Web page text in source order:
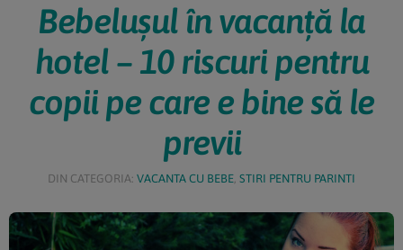
Bebelușul în vacanță la
hotel – 10 riscuri pentru
copii pe care e bine să le
previi
DIN CATEGORIA: VACANTA CU BEBE STIRI PENTRU PARINTI